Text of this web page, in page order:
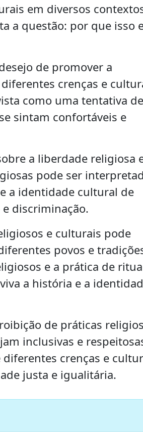
em diversos
a questão: por que isso
de promover a
crenças e
como uma tentativa de
sintam confortáveis e
a liberdade religiosa
pode ser
a identidade cultural de
discriminação.
e culturais pode
povos e
e a prática de
a história e a
de práticas
inclusivas e
crenças e
justa e igualitária.